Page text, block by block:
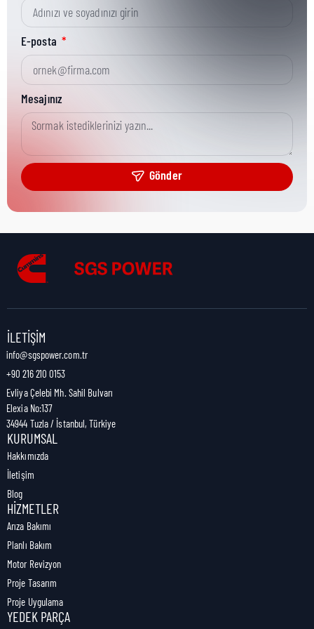
Kısa Parça No:
Ürün Grubu:
Ürün Kategorisi:
Nakliye Yüksekliği:
Nakliye Uzunluğu:
Nakliye Ağırlığı:
E-posta
Mesajınız
Gönder
İLETIŞIM
info@sgspower.com.tr
+90 216 210 0153
Evliya Çelebi Mh. Sahil Bulvarı
Elexia No:137
34944 Tuzla / İstanbul, Türkiye
KURUMSAL
Hakkımızda
İletişim
Blog
HIZMETLER
Arıza Bakımı
Planlı Bakım
Motor Revizyon
Proje Tasarım
Proje Uygulama
YEDEK PARÇA